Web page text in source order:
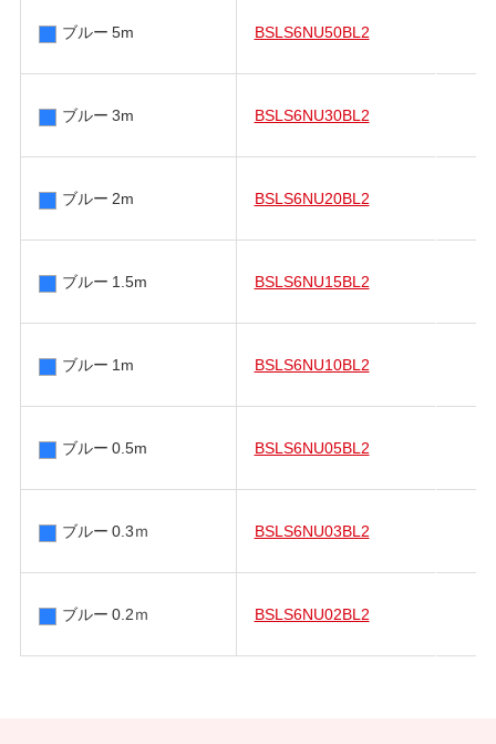
ブルー 5m BSLS6NU50BL2
ブルー 3m BSLS6NU30BL2
ブルー 2m BSLS6NU20BL2
ブルー 1.5m BSLS6NU15BL2
ブルー 1m BSLS6NU10BL2
ブルー 0.5m BSLS6NU05BL2
ブルー 0.3ｍ BSLS6NU03BL2
ブルー 0.2ｍ BSLS6NU02BL2